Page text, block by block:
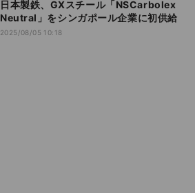
日本製鉄、GXスチール「NSCarbolex
Neutral」をシンガポール企業に初供給
2025/08/05 10:18